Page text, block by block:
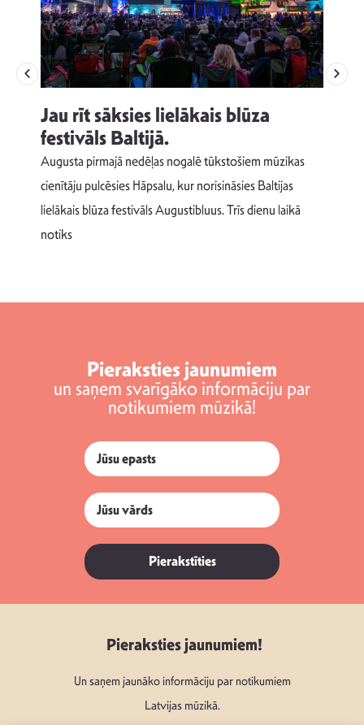
Jau rīt sāksies lielākais blūza
festivāls Baltijā.
Augusta pirmajā nedēļas nogalē tūkstošiem mūzikas
cienītāju pulcēsies Hāpsalu, kur norisināsies Baltijas
lielākais blūza festivāls Augustibluus. Trīs dienu laikā
notiks
Pieraksties jaunumiem
un saņem svarīgāko informāciju par
notikumiem mūzikā!
Pierakstīties
Pieraksties jaunumiem!
Un saņem jaunāko informāciju par notikumiem
Latvijas mūzikā.